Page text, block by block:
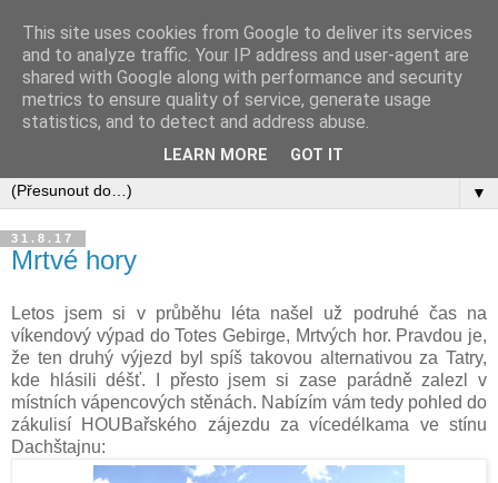
▼
31.8.17
Mrtvé hory
Letos jsem si v průběhu léta našel už podruhé čas na
víkendový výpad do Totes Gebirge, Mrtvých hor. Pravdou je,
že ten druhý výjezd byl spíš takovou alternativou za Tatry,
kde hlásili déšť. I přesto jsem si zase parádně zalezl v
místních vápencových stěnách. Nabízím vám tedy pohled do
zákulisí HOUBařského zájezdu za vícedélkama ve stínu
Dachštajnu:
This site uses cookies from Google to deliver its services
and to analyze traffic. Your IP address and user-agent are
shared with Google along with performance and security
metrics to ensure quality of service, generate usage
statistics, and to detect and address abuse.
LEARN MORE GOT IT